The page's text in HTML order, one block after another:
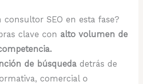
consultor SEO en esta fase?
clave con alto volumen de
de búsquedadetrás de
comercial o